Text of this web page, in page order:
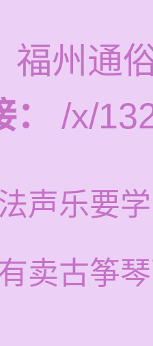
福州通
/x/
声乐要
卖古筝